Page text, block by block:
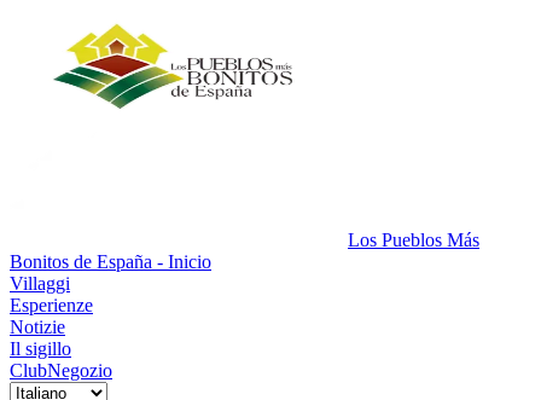
Los Pueblos Más
Bonitos de España - Inicio
Villaggi
Esperienze
Notizie
Il sigillo
ClubNegozio